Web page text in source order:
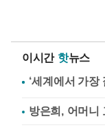
이시간 핫뉴스
방은희, 어머니